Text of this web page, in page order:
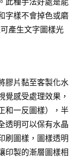
字樣不會掉色或磨
產生文字圖樣光
膠片黏至客製化水
覺感受處理效果，
和一反圖樣），半
透明可以保有水晶
刷圖樣，圖樣透明
印製的漸層圖樣相